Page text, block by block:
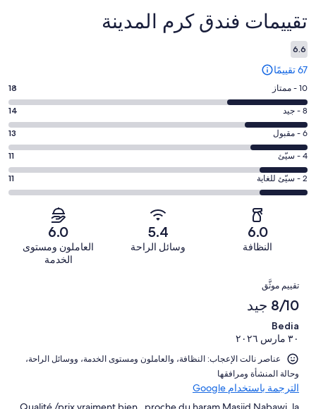
التقييمات
تقييمات ⁦فندق كرم المدينة⁩
6.6
67 تقييمًا
درجة
التصنيف
10
-
ممتاز.
18
من
أصل
10 - ممتاز 18
درجة
التصنيف
8
-
جيد.
14
8 - جيد 14
درجة
التصنيف
6
-
مقبول.
تقييمات
النزلاء
6 - مقبول 13
درجة
التصنيف
4
من
تقييمات
النزلاء
4 - سيّئ 11
درجة
التصنيف
من
أصل
67
من
تقييمات
النزلاء
2 - سيّئ للغاية 11
6.0
النظافة
5.4
وسائل الراحة
6.0
العاملون ومستوى
الخدمة
التقييمات
تقييم موثَّق
8/10 جيد
Bedia
٣٠ مارس ٢٠٢٦
عناصر نالت الإعجاب: ⁦النظافة⁩، و⁦العاملون ومستوى الخدمة⁩، و⁦وسائل الراحة⁩،
و⁦حالة المنشأة ومرافقها⁩
الترجمة باستخدام Google